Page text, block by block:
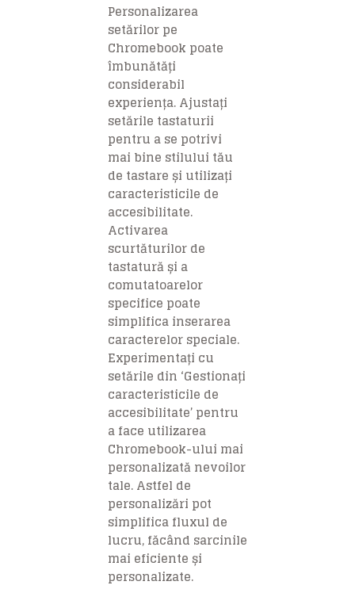
Personalizarea
setărilor pe
Chromebook poate
îmbunătăți
considerabil
experiența. Ajustați
setările tastaturii
pentru a se potrivi
mai bine stilului tău
de tastare și utilizați
caracteristicile de
accesibilitate.
Activarea
scurtăturilor de
tastatură și a
comutatoarelor
specifice poate
simplifica inserarea
caracterelor speciale.
Experimentați cu
setările din ‘Gestionați
caracteristicile de
accesibilitate’ pentru
a face utilizarea
Chromebook-ului mai
personalizată nevoilor
tale. Astfel de
personalizări pot
simplifica fluxul de
lucru, făcând sarcinile
mai eficiente și
personalizate.